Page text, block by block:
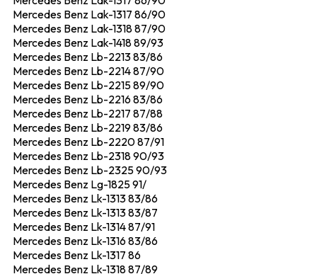
Mercedes Benz Lak-1317 86/90
Mercedes Benz Lak-1318 87/90
Mercedes Benz Lak-1418 89/93
Mercedes Benz Lb-2213 83/86
Mercedes Benz Lb-2214 87/90
Mercedes Benz Lb-2215 89/90
Mercedes Benz Lb-2216 83/86
Mercedes Benz Lb-2217 87/88
Mercedes Benz Lb-2219 83/86
Mercedes Benz Lb-2220 87/91
Mercedes Benz Lb-2318 90/93
Mercedes Benz Lb-2325 90/93
Mercedes Benz Lg-1825 91/
Mercedes Benz Lk-1313 83/86
Mercedes Benz Lk-1313 83/87
Mercedes Benz Lk-1314 87/91
Mercedes Benz Lk-1316 83/86
Mercedes Benz Lk-1317 86
Mercedes Benz Lk-1318 87/89